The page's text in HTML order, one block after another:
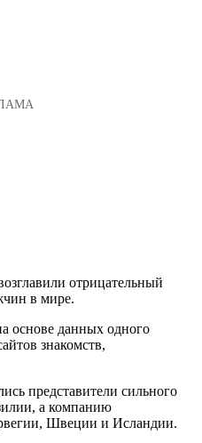
отрицательный
в мире.
основе данных одного
знакомств,
представители сильного
а компанию
Швеции и Исландии.